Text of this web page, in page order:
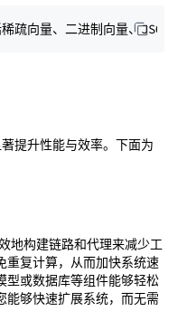
提升性能与效率。下面为
地构建链路和代理来减少工
重复计算，从而加快系统速
型或数据库等组件能够轻松
能够快速扩展系统，而无需